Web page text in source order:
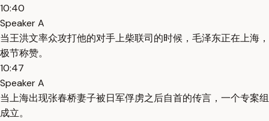
10:40
Speaker A
当王洪文率众攻打他的对手上柴联司的时候，毛泽东正在上海，
极节称赞。
10:47
Speaker A
当上海出现张春桥妻子被日军俘虏之后自首的传言，一个专案组
成立。